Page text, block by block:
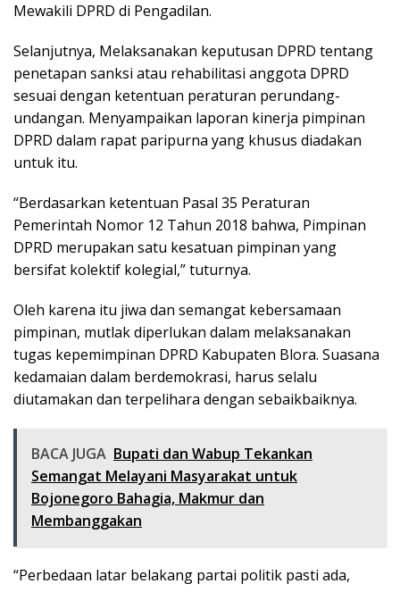
Mewakili DPRD di Pengadilan.
Selanjutnya, Melaksanakan keputusan DPRD tentang
penetapan sanksi atau rehabilitasi anggota DPRD
sesuai dengan ketentuan peraturan perundang-
undangan. Menyampaikan laporan kinerja pimpinan
DPRD dalam rapat paripurna yang khusus diadakan
untuk itu.
“Berdasarkan ketentuan Pasal 35 Peraturan
Pemerintah Nomor 12 Tahun 2018 bahwa, Pimpinan
DPRD merupakan satu kesatuan pimpinan yang
bersifat kolektif kolegial,” tuturnya.
Oleh karena itu jiwa dan semangat kebersamaan
pimpinan, mutlak diperlukan dalam melaksanakan
tugas kepemimpinan DPRD Kabupaten Blora. Suasana
kedamaian dalam berdemokrasi, harus selalu
diutamakan dan terpelihara dengan sebaikbaiknya.
BACA JUGA Bupati dan Wabup Tekankan
Semangat Melayani Masyarakat untuk
Bojonegoro Bahagia, Makmur dan
Membanggakan
“Perbedaan latar belakang partai politik pasti ada,